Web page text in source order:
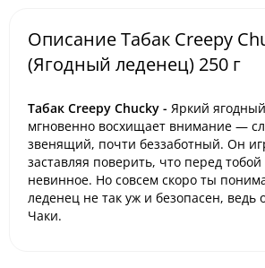
Описание Табак Creepy
(Ягодный леденец) 250 г
Табак Creepy Chucky - Яркий
мгновенно восхищает внимание —
звенящий, почти беззаботный. Он
заставляя поверить, что перед тобой
невинное. Но совсем скоро ты
леденец не так уж и безопасен, ведь
Чаки.